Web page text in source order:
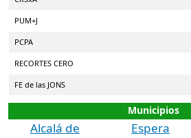
PUM+J
PCPA
RECORTES CERO
FE de las JONS
Municipios
Alcalá de
Espera